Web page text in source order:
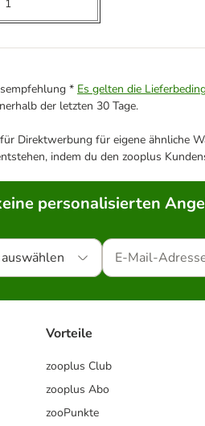
1
* Es gelten die
der letzten 30 Tage.
Direktwerbung für eigene ähnliche
indem du den zooplus
personalisierten
Vorteile
zooplus Club
zooplus Abo
zooPunkte